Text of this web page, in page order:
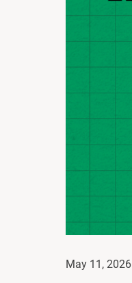
May 11, 2026